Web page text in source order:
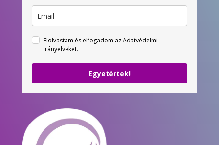
Elolvastam és elfogadom azAdatvédelmi
irányelveket.
Egyetértek!